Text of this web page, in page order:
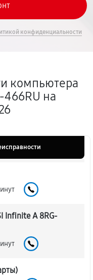
конфиденциальности
компьютера
466RU на
Infinite A 8RG-